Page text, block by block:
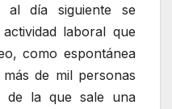
al día siguiente se
laboral que
como espontánea
de mil personas
de la que sale una